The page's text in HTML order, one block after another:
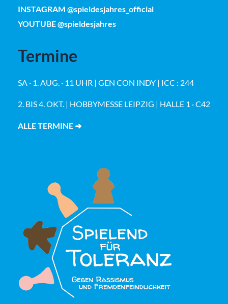
INSTAGRAM @spieldesjahres_official
YOUTUBE @spieldesjahres
Termine
SA · 1. AUG. · 11 UHR | GEN CON INDY | ICC : 244
2. BIS 4. OKT. | HOBBYMESSE LEIPZIG | HALLE 1 · C42
ALLE TERMINE ➜